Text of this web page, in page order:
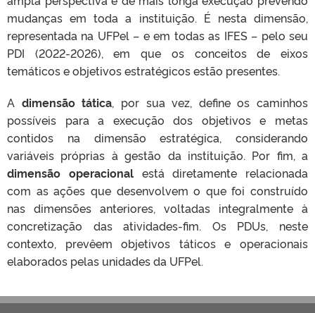
mudanças em toda a instituição. É nesta dimensão,
representada na UFPel – e em todas as IFES – pelo seu
PDI (2022-2026), em que os conceitos de eixos
temáticos e objetivos estratégicos estão presentes.
A dimensão tática, por sua vez, define os caminhos
possíveis para a execução dos objetivos e metas
contidos na dimensão estratégica, considerando
variáveis próprias à gestão da instituição. Por fim, a
dimensão operacionalestá diretamente relacionada
com as ações que desenvolvem o que foi construído
nas dimensões anteriores, voltadas integralmente à
concretização das atividades-fim. Os PDUs, neste
contexto, prevêem objetivos táticos e operacionais
elaborados pelas unidades da UFPel.